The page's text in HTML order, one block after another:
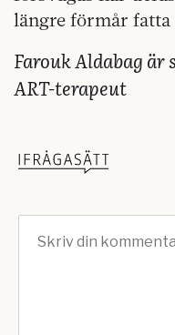
längre förmår fatta
Farouk Aldabag
ART-terapeut